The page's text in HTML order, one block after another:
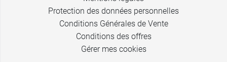
Protection des données personnelles
Conditions Générales de Vente
Conditions des offres
Gérer mes cookies